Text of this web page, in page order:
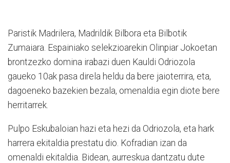
Paristik Madrilera, Madrildik Bilbora eta Bilbotik
Zumaiara. Espainiako selekzioarekin Olinpiar Jokoetan
brontzezko domina irabazi duen Kauldi Odriozola
gaueko 10ak pasa direla heldu da bere jaioterrira, eta,
dagoeneko bazekien bezala, omenaldia egin diote bere
herritarrek.
Pulpo Eskubaloian hazi eta hezi da Odriozola, eta hark
harrera ekitaldia prestatu dio. Kofradian izan da
omenaldi ekitaldia. Bidean, aurreskua dantzatu dute